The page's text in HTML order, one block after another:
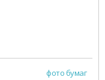
фото бумаг